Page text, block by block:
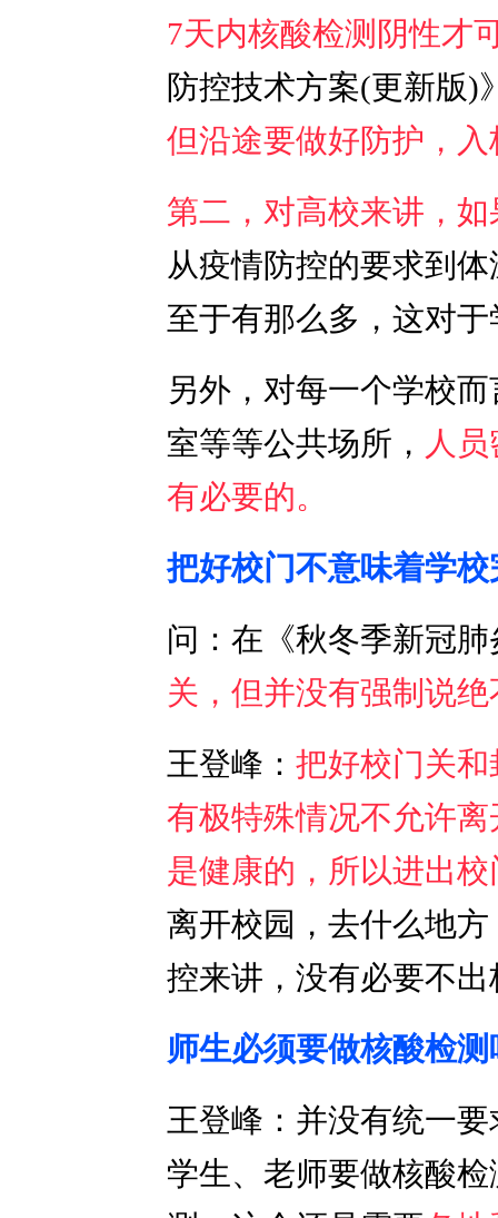
7天内核酸检测阴性才
防控技术方案(更新版)
但沿途要做好防护，
第二，对高校来讲，
从疫情防控的要求到
至于有那么多，这对
另外，对每一个学校
室等等公共场所， 人
有必要的。
把好校门不意味着学校
问：在《秋冬季新冠
关，但并没有强制说
王登峰： 把好校门关
有极特殊情况不允许
是健康的，所以进出
离开校园，去什么地
控来讲，没有必要不
师生必须要做核酸检测
王登峰：并没有统一
学生、老师要做核酸